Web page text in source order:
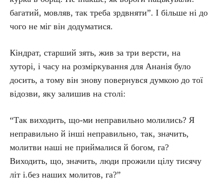
багатий, мовляв, так треба зрдвняти”. І більше ні до
чого не міг він додуматися.
Кіндрат, старший зять, жив за три версти, на
хуторі, і часу на розміркування для Ананія було
досить, а тому він знову повернувся думкою до тої
відозви, яку залишив на столі:
“Так виходить, що-ми неправильно молились? Я
неправильно й інші неправильно, так, значить,
молитви наші не приймалися й богом, га?
Виходить, що, значить, люди прожили цілу тисячу
літ і.без наших молитов, га?”